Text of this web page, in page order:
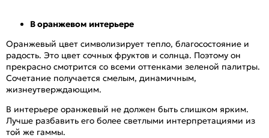
В оранжевом интерьере
Оранжевый цвет символизирует тепло, благосостояние и
радость. Это цвет сочных фруктов и солнца. Поэтому он
прекрасно смотрится со всеми оттенками зеленой палитры.
Сочетание получается смелым, динамичным,
жизнеутверждающим.
В интерьере оранжевый не должен быть слишком ярким.
Лучше разбавить его более светлыми интерпретациями из
той же гаммы.